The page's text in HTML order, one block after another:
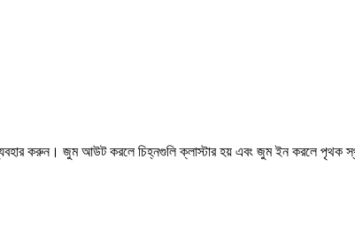
ব্যবহার করুন। জুম আউট করলে চিহ্নগুলি ক্লাস্টার হয় এবং জুম ইন করলে পৃথক